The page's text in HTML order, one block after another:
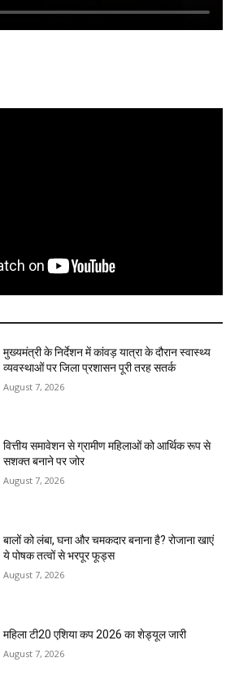
मुख्यमंत्री के निर्देशन में कांवड़ यात्रा के दौरान स्वास्थ्य
व्यवस्थाओं पर जिला प्रशासन पूरी तरह सतर्क
August 7, 2026
वित्तीय समावेशन से ग्रामीण महिलाओं को आर्थिक रूप से
सशक्त बनाने पर जोर
August 7, 2026
बालों को लंबा, घना और चमकदार बनाना है? रोजाना खाएं
ये पोषक तत्वों से भरपूर फूड्स
August 7, 2026
महिला टी20 एशिया कप 2026 का शेड्यूल जारी
August 7, 2026